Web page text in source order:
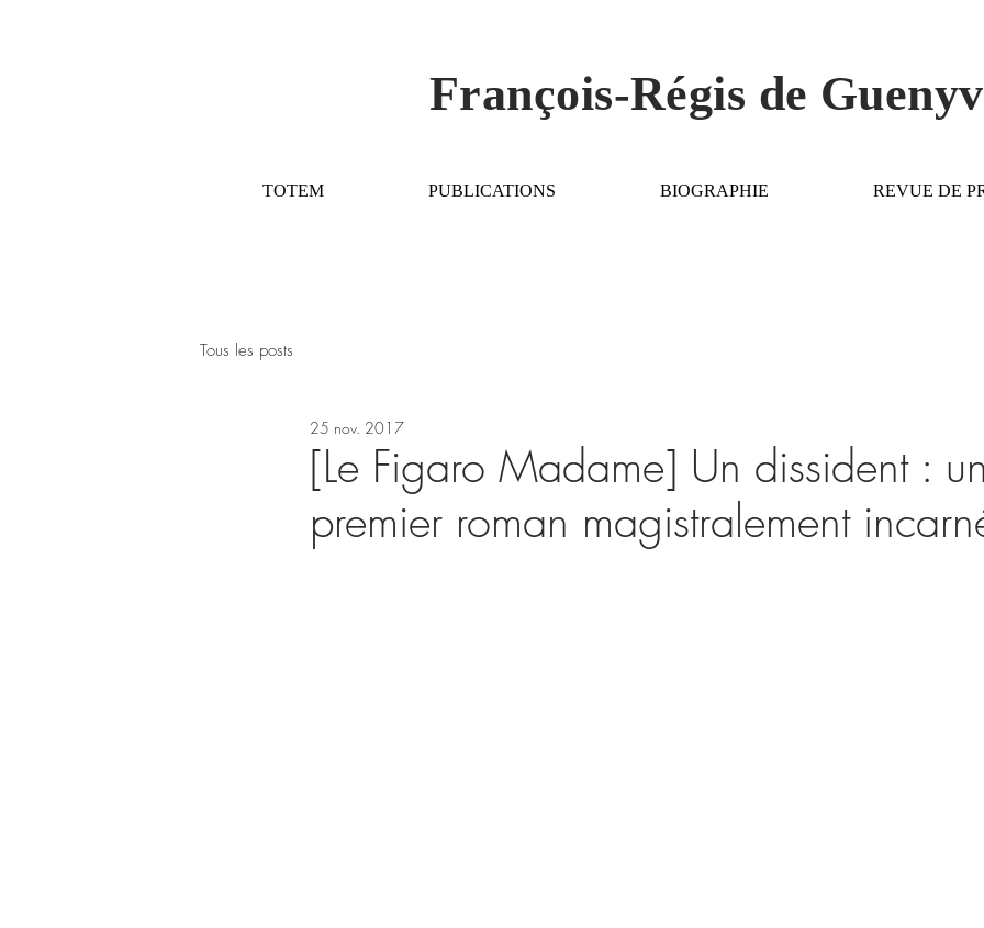
François-Régis de
TOTEM PUBLICATIONS BIOGRAPHIE REVUE DE
Tous les posts
[Le Figaro Madame] Un dissident :
premier roman magistralement
25 nov. 2017